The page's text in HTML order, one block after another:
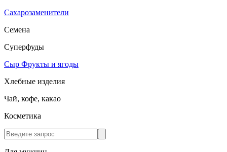
Сахарозаменители
Семена
Суперфуды
Сыр Фрукты и ягоды
Хлебные изделия
Чай, кофе, какао
Косметика